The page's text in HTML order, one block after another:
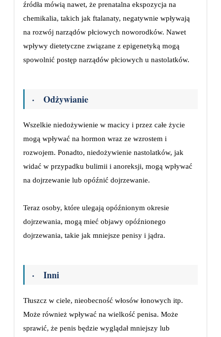
źródła mówią nawet, że prenatalna ekspozycja na
chemikalia, takich jak ftalanaty, negatywnie wpływają
na rozwój narządów płciowych noworodków. Nawet
wpływy dietetyczne związane z epigenetyką mogą
spowolnić postęp narządów płciowych u nastolatków.
· Odżywianie
Wszelkie niedożywienie w macicy i przez całe życie
mogą wpływać na hormon wraz ze wzrostem i
rozwojem. Ponadto, niedożywienie nastolatków, jak
widać w przypadku bulimii i anoreksji, mogą wpływać
na dojrzewanie lub opóźnić dojrzewanie.
Teraz osoby, które ulegają opóźnionym okresie
dojrzewania, mogą mieć objawy opóźnionego
dojrzewania, takie jak mniejsze penisy i jądra.
· Inni
Tłuszcz w ciele, nieobecność włosów łonowych itp.
Może również wpływać na wielkość penisa. Może
sprawić, że penis będzie wyglądał mniejszy lub